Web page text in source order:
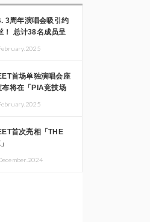
3周年演唱会吸引约
！ 总计38名成员呈
首场单独演唱会座
布将在「PIA竞技场
首次亮相「THE